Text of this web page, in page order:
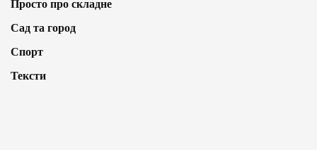
Просто про складне
Сад та город
Спорт
Тексти